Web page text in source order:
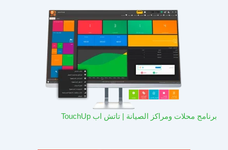
برنامج محلات ومراكز الصيانة | تاتش اب TouchUp